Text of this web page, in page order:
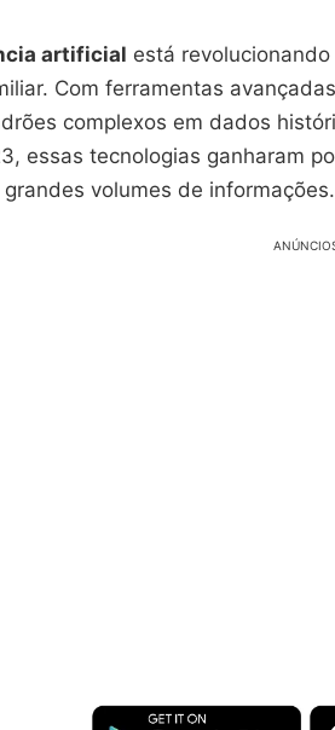
artificial está
Com ferramentas
complexos em dados
essas tecnologias ganharam
volumes de informações.